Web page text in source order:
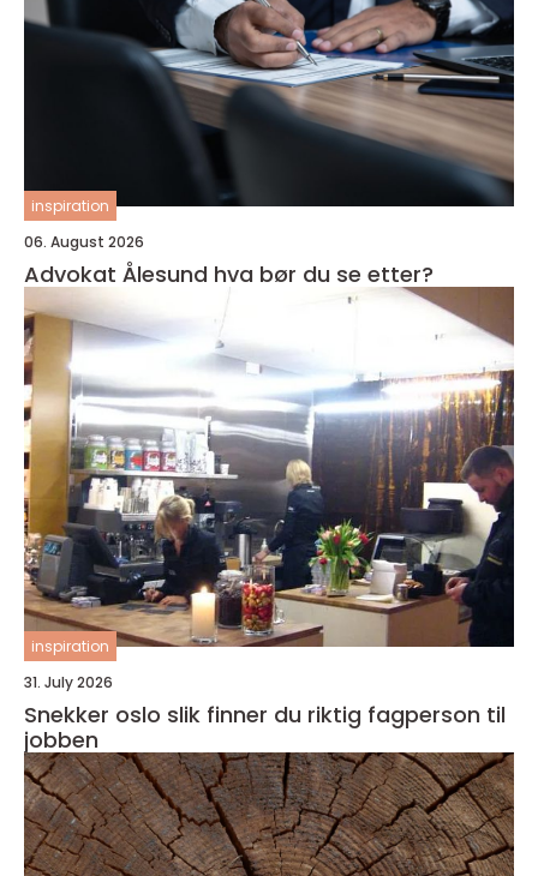
inspiration
06. August 2026
Advokat Ålesund hva bør du se etter?
inspiration
31. July 2026
Snekker oslo slik finner du riktig fagperson til
jobben